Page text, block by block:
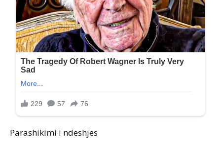
Parashikimi i ndeshjes